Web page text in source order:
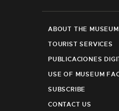
ABOUT THE MUSEUM
TOURIST SERVICES
PUBLICACIONES
USE OF MUSEUM
SUBSCRIBE
CONTACT US